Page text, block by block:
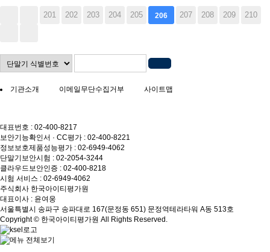
201 202 203 204 205 206 207 208 209 210
기관소개 이메일무단수집거부 사이트맵
대표번호 : 02-400-8217
보안기능확인서 · CC평가 : 02-400-8221
정보보호제품성능평가 : 02-6949-4062
단말기보안시험 : 02-2054-3244
클라우드보안인증 : 02-400-8218
시험 서비스 : 02-6949-4062
주식회사 한국아이티평가원
대표이사 : 윤여웅
서울특별시 송파구 송파대로 167(문정동 651) 문정역테라타워 A동 513호
Copyright © 한국아이티평가원 All Rights Reserved.